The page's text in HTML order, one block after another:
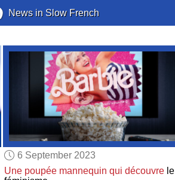
News in Slow French
6 September 2023
Une poupée mannequin qui découvrele